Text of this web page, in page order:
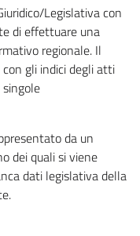
Legislativa con
di effettuare una
regionale. Il
gli indici degli atti
da un
dei quali si viene
dati legislativa della